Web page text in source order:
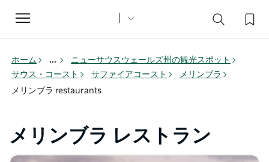
Toggle
navigation
ホーム ...
ニューサウスウェールズ州の観光スポット
サウス・コースト
サファイアコースト
メリンブラ
メリンブラ restaurants
メリンブラ レストラン